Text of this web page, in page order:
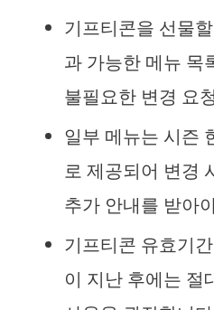
기프티콘을 선물
과 가능한 메뉴 목
불필요한 변경 요
일부 메뉴는 시즌
로 제공되어 변경
추가 안내를 받아
기프티콘 유효기
이 지난 후에는 절